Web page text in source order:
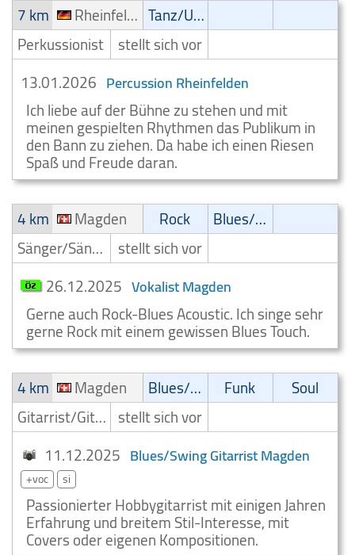
7 km
Rheinfelden
Tanz/Unterhaltungsmusik
Perkussionist stellt sich vor
13.01.2026 Percussion Rheinfelden
Ich liebe auf der Bühne zu stehen und mit
meinen gespielten Rhythmen das Publikum in
den Bann zu ziehen. Da habe ich einen Riesen
Spaß und Freude daran.
4 km
Magden Rock
Blues/Swing
Sänger/Sängerin stellt sich vor
26.12.2025 Vokalist Magden
Gerne auch Rock-Blues Acoustic. Ich singe sehr
gerne Rock mit einem gewissen Blues Touch.
4 km
Magden Blues/Swing Funk
Soul
Gitarrist/Gitarrenspieler stellt sich vor
11.12.2025 Blues/Swing Gitarrist Magden
+voc si
Passionierter Hobbygitarrist mit einigen Jahren
Erfahrung und breitem Stil-Interesse, mit
Covers oder eigenen Kompositionen.